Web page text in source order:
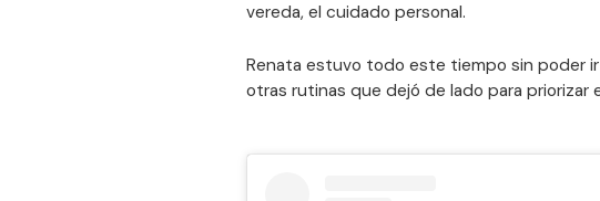
vereda, el cuidado personal.
Renata estuvo todo este tiempo sin poder
otras rutinas que dejó de lado para priorizar